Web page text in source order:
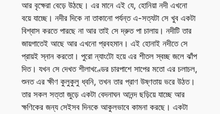
আর বৃক্ষেরা বেড়ে উঠছে। এর মানে এই যে, হোনিয়া নদী এখনো
বয়ে যাচ্ছে। নদীর দিকে না তাকানো পর্যন্ত এ-সত্যটা সে খুব একটা
বিশ্বাস করতে পারছে না আর তাই সে দ্রুত পা চালায়। নদীটি তার
জায়গাতেই আছে আর এখনো প্রবহমান। এই হোনাই নদীতে সে
প্রায়ই স্নান করতো। পুরো ন্যাংটো হয়ে এর শীতল স্বচ্ছ জলে ঝাঁপ
দিত। যখন সে দেখত শীলাখণ্ডের চারপাশে সাপের মতো এর চলাচল,
শুনত এর ক্ষীণ কুলুকুলু ধ্বনি, তখন তার প্রাণ উষ্ণতায় ভরে উঠত।
তার সকল সত্তা জুড়ে একটা বেদনাঘন আনন্দ ছড়িয়ে যাচ্ছে আর
ক্ষণিকের জন্য সেইসব দিনকে আকুলভাবে কামনা করছে। একটা